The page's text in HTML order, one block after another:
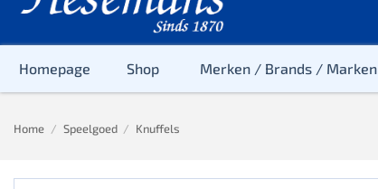
Homepage Shop Merken / Brands / Marken
Home / Speelgoed / Knuffels